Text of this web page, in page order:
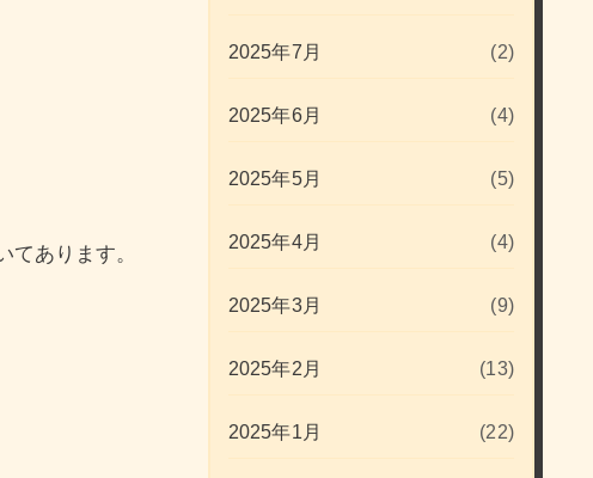
あります。
2025年7月 (2)
2025年6月 (4)
2025年5月 (5)
2025年4月 (4)
2025年3月 (9)
2025年2月 (13)
2025年1月 (22)